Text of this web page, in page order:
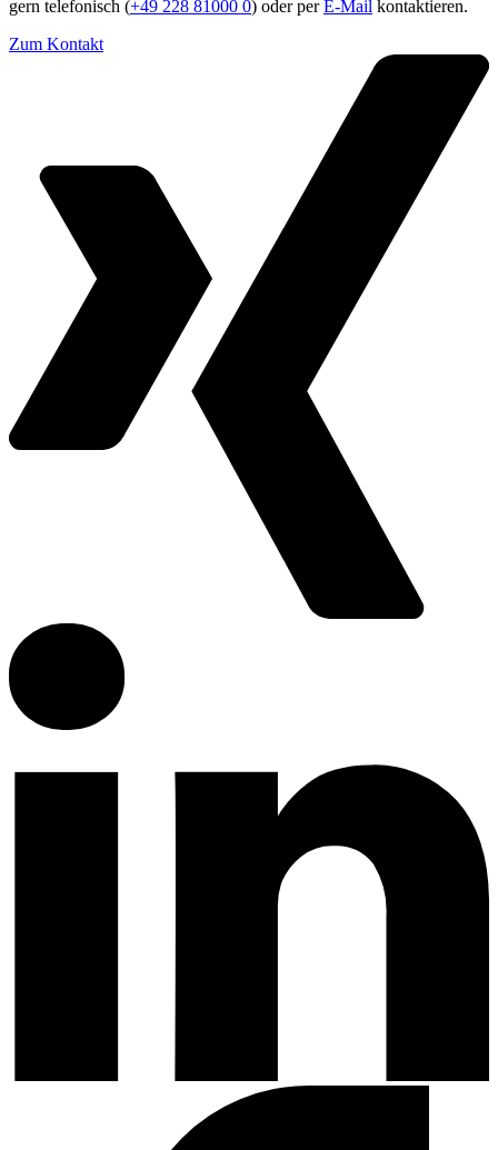
gern telefonisch (+49 228 81000 0) oder perE-Mail kontaktieren.
Zum Kontakt